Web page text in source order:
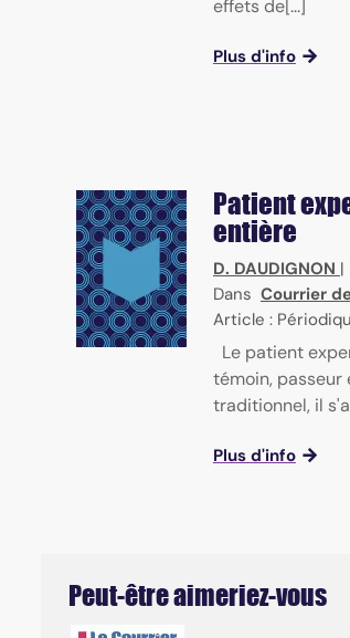
effets de[...]
Plus d'info
Patient
entière
D. DAUDIGNON |
Dans Courrier
Article :
Le patient
témoin,
traditionnel, il
Plus d'info
Peut-être aimeriez-vous